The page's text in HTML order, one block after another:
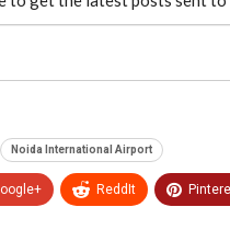
Noida International Airport
ReddIt